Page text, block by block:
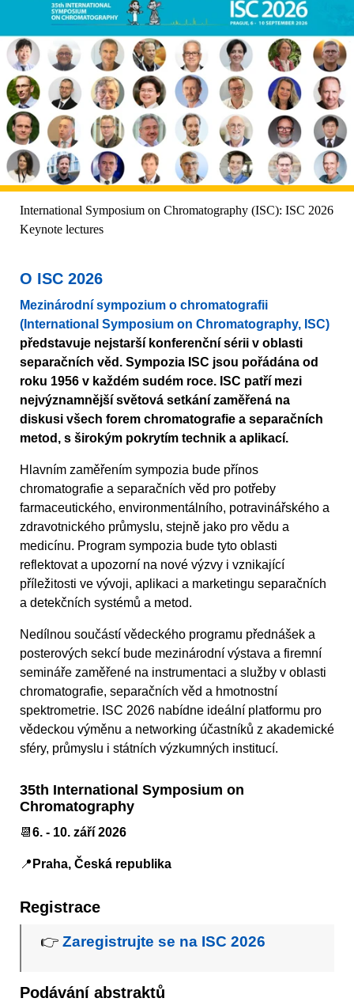
International Symposium on Chromatography (ISC): ISC 2026
Keynote lectures
O ISC 2026
Mezinárodní sympozium o chromatografii
(International Symposium on Chromatography, ISC)
představuje nejstarší konferenční sérii v oblasti
separačních věd. Sympozia ISC jsou pořádána od
roku 1956 v každém sudém roce. ISC patří mezi
nejvýznamnější světová setkání zaměřená na
diskusi všech forem chromatografie a separačních
metod, s širokým pokrytím technik a aplikací.
Hlavním zaměřením sympozia bude přínos
chromatografie a separačních věd pro potřeby
farmaceutického, environmentálního, potravinářského a
zdravotnického průmyslu, stejně jako pro vědu a
medicínu. Program sympozia bude tyto oblasti
reflektovat a upozorní na nové výzvy i vznikající
příležitosti ve vývoji, aplikaci a marketingu separačních
a detekčních systémů a metod.
Nedílnou součástí vědeckého programu přednášek a
posterových sekcí bude mezinárodní výstava a firemní
semináře zaměřené na instrumentaci a služby v oblasti
chromatografie, separačních věd a hmotnostní
spektrometrie. ISC 2026 nabídne ideální platformu pro
vědeckou výměnu a networking účastníků z akademické
sféry, průmyslu i státních výzkumných institucí.
35th International Symposium on
Chromatography
📆 6. - 10. září 2026
📍 Praha, Česká republika
Registrace
👉Zaregistrujte se na ISC 2026
Podávání abstraktů